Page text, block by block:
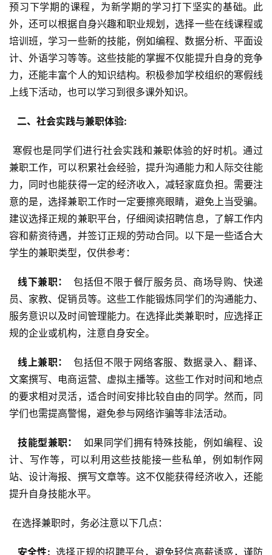
预习下学期的课程，为新学期的学习打下坚实的基础。此
外，还可以根据自身兴趣和职业规划，选择一些在线课程或
培训班，学习一些新的技能，例如编程、数据分析、平面设
计、外语学习等等。这些技能的掌握不仅能提升自身的竞争
力，还能丰富个人的知识结构。积极参加学校组织的寒假线
上线下活动，也可以学习到很多课外知识。
  二、社会实践与兼职体验:
兼职工作，可以积累社会经验，提升沟通能力和人际交往能
力，同时也能获得一定的经济收入，减轻家庭负担。需要注
意的是，选择兼职工作时一定要擦亮眼睛，避免上当受骗。
建议选择正规的兼职平台，仔细阅读招聘信息，了解工作内
容和薪资待遇，并签订正规的劳动合同。以下是一些适合大
学生的兼职类型，仅供参考：
  线下兼职：
包括但不限于餐厅服务员、商场导购、快递
员、家教、促销员等。这些工作能锻炼同学们的沟通能力、
服务意识以及时间管理能力。在选择此类兼职时，应选择正
规的企业或机构，注意自身安全。
  线上兼职：
包括但不限于网络客服、数据录入、翻译、
文案撰写、电商运营、虚拟主播等。这些工作对时间和地点
的要求相对灵活，适合时间安排比较自由的同学。然而，同
学们也需提高警惕，避免参与网络诈骗等非法活动。
  技能型兼职：
如果同学们拥有特殊技能，例如编程、设
计、写作等，可以利用这些技能接一些私单，例如制作网
站、设计海报、撰写文章等。这不仅能获得经济收入，还能
提升自身技能水平。
在选择兼职时，务必注意以下几点：
  安全性:
选择正规的招聘平台，避免轻信高薪诱惑，谨防